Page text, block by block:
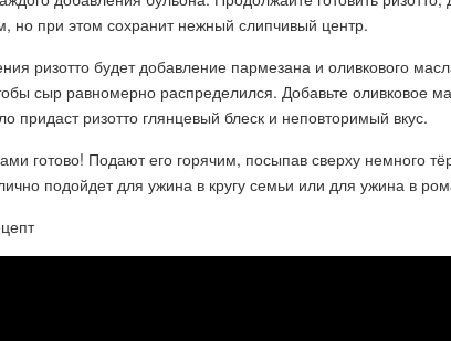
но при этом сохранит нежный слипчивый центр.
ризотто будет добавление пармезана и оливкового
сыр равномерно распределился. Добавьте оливковое
придаст ризотто глянцевый блеск и неповторимый вкус.
готово! Подают его горячим, посыпав сверху немного
подойдет для ужина в кругу семьи или для ужина в